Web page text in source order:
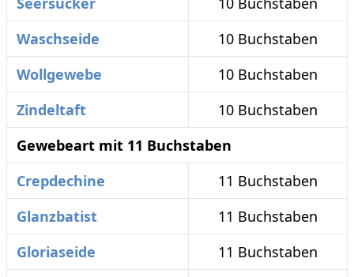
Waschseide
10 Buchstaben
Wollgewebe
10 Buchstaben
Zindeltaft
10 Buchstaben
Gewebeart mit 11 Buchstaben
Crepdechine
11 Buchstaben
Glanzbatist
11 Buchstaben
Gloriaseide
11 Buchstaben